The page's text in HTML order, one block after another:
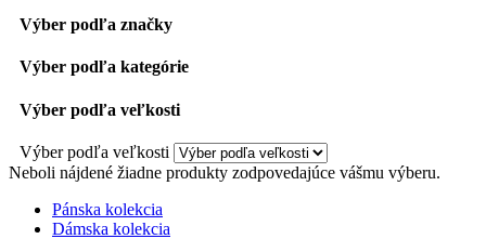
Výber podľa značky
Výber podľa kategórie
Výber podľa veľkosti
Výber podľa veľkosti
Neboli nájdené žiadne produkty zodpovedajúce vášmu výberu.
Pánska kolekcia
Dámska kolekcia